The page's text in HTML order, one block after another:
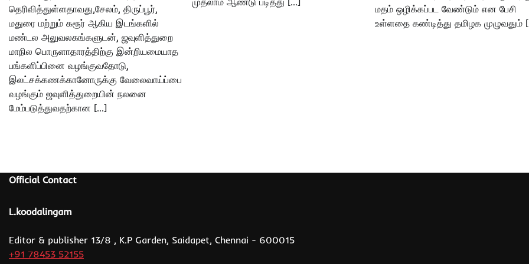
தெரிவித்துள்ளதாவது,சேலம், திருப்பூர்,
மதுரை மற்றும் கரூர் ஆகிய இடங்களில்
மண்டல அலுவலகங்களுடன், ஜவுளித்துறை
மாநில பொருளாதாரத்திற்கு இன்றியமையாத
பங்களிப்பினை வழங்குவதோடு,
இலட்சக்கணக்கானோருக்கு வேலைவாய்ப்பை
வழங்கும் ஜவுளித்துறையின் நலனை
மேம்படுத்துவதற்கான […]
மதம் ஒழிக்கப்பட வேண்டும் என பேசி
உள்ளதை கண்டித்து தமிழக முழுவதும்
Official Contact
L.koodalingam
Editor & publisher 13/8 , K.P Garden, Saidapet, Chennai - 600015
+91 78453 52155